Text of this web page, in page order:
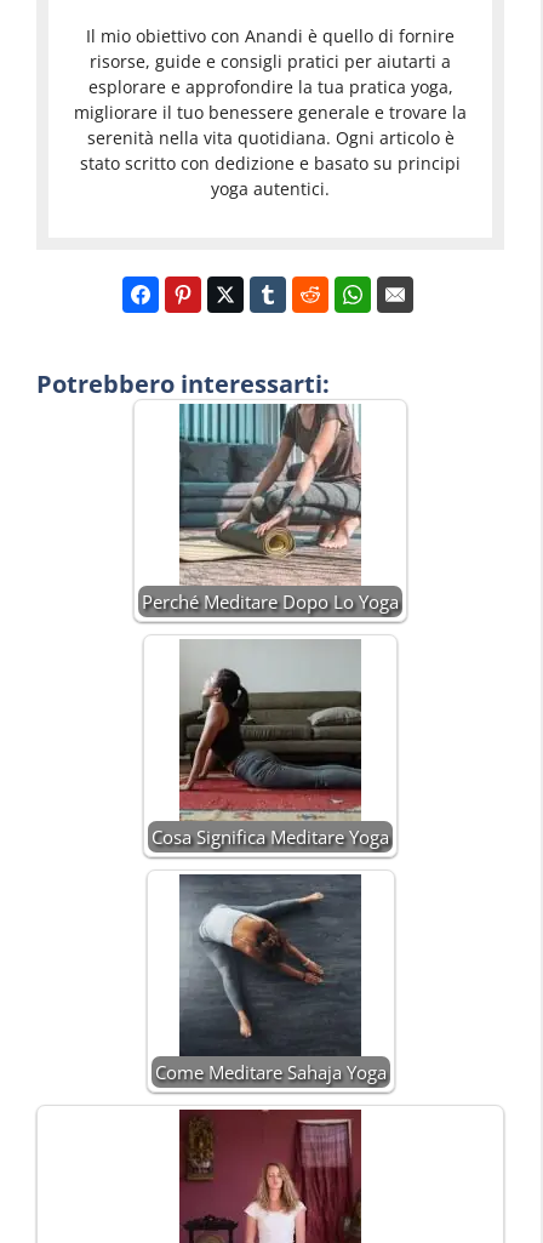
Il mio obiettivo con Anandi è quello di fornire
risorse, guide e consigli pratici per aiutarti a
esplorare e approfondire la tua pratica yoga,
migliorare il tuo benessere generale e trovare la
serenità nella vita quotidiana. Ogni articolo è
stato scritto con dedizione e basato su principi
yoga autentici.
Potrebbero interessarti:
Perché Meditare Dopo Lo Yoga
Cosa Significa Meditare Yoga
Come Meditare Sahaja Yoga